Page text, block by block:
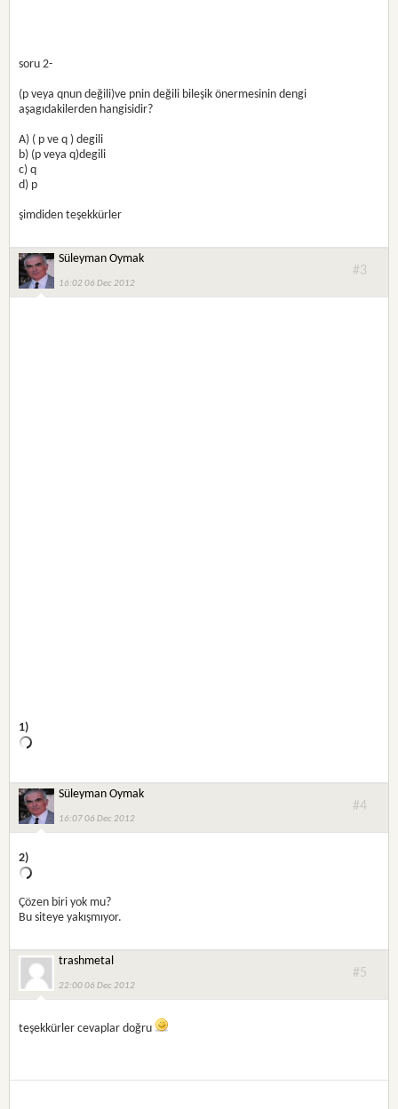
soru 2-
(p veya qnun değili)ve pnin değili bileşik önermesinin dengi
aşagıdakilerden hangisidir?
A) ( p ve q ) degili
b) (p veya q)degili
c) q
d) p
şimdiden teşekkürler
Süleyman Oymak
16:02 06 Dec 2012
#3
1)
Süleyman Oymak
16:07 06 Dec 2012
#4
2)
Çözen biri yok mu?
Bu siteye yakışmıyor.
trashmetal
22:00 06 Dec 2012
#5
teşekkürler cevaplar doğru